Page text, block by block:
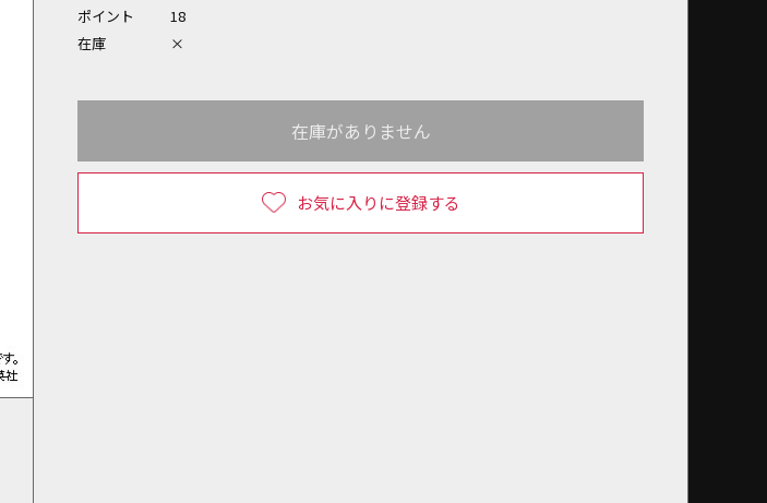
ポイント
18
在庫
×
お気に入りに登録する
在庫がありません